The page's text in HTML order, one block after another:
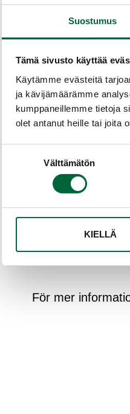
Suostumus
Tämä sivusto käyttää
Käytämme evästeitä
ja kävijämäärämme
kumppaneillemme tietoja
olet antanut heille tai joita
Välttämätön
KIELLÄ
Gör ditt
För mer